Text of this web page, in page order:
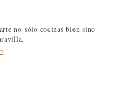
no sólo cocinas bien sino